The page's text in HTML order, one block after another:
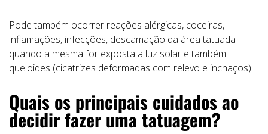
Pode também ocorrer reações alérgicas, coceiras,
inflamações, infecções, descamação da área tatuada
quando a mesma for exposta a luz solar e também
queloides (cicatrizes deformadas com relevo e inchaços).
Quais os principais cuidados ao
decidir fazer uma tatuagem?